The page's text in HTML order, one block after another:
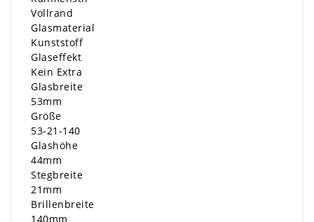
Vollrand
Glasmaterial
Kunststoff
Glaseffekt
Kein Extra
Glasbreite
53mm
Größe
53-21-140
Glashöhe
44mm
Stegbreite
21mm
Brillenbreite
140mm